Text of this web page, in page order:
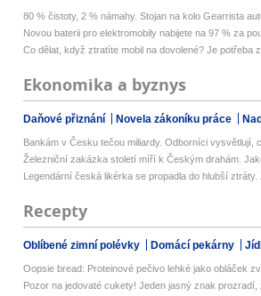
80 % čistoty, 2 % námahy. Stojan na kolo Gearrista
Novou baterii pro elektromobily nabijete na 97 % za
Co dělat, když ztratíte mobil na dovolené? Je potřeba
Ekonomika a byznys
Daňové přiznání Novela zákoníku práce
Bankám v Česku tečou miliardy. Odborníci vysvětlují,
Železniční zakázka století míří k Českým drahám.
Legendární česká likérka se propadla do hlubší ztráty.
Recepty
Oblíbené zimní polévky Domácí pekárny
Oopsie bread: Proteinové pečivo lehké jako obláček
Pozor na jedovaté cukety! Jeden jasný znak prozradí,